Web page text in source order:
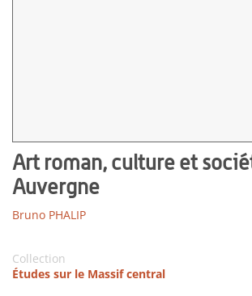
Art roman, culture et
Auvergne
Bruno PHALIP
Collection
Études sur le Massif central